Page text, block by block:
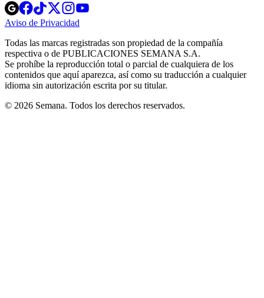
Opens
in
new
Opens
in
new
Opens
in
new
window
Opens
new
windowwindow
Aviso de Privacidad
new
window
Todas las marcas registradas son propiedad de la compañía
respectiva o de PUBLICACIONES SEMANA S.A.
Se prohíbe la reproducción total o parcial de cualquiera de los
contenidos que aquí aparezca, así como su traducción a cualquier
idioma sin autorización escrita por su titular.
© 2026 Semana. Todos los derechos reservados.